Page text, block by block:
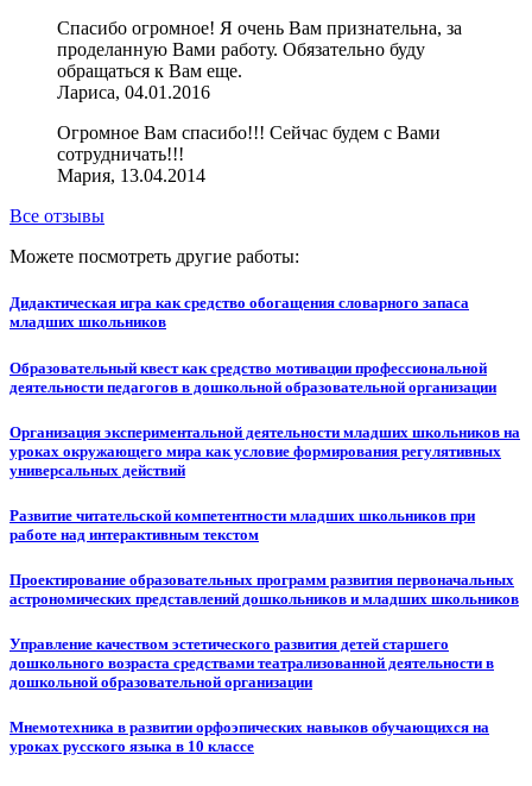
Спасибо огромное! Я очень Вам признательна, за
проделанную Вами работу. Обязательно буду
обращаться к Вам еще.
Лариса, 04.01.2016
Огромное Вам спасибо!!! Сейчас будем с Вами
сотрудничать!!!
Мария, 13.04.2014
Все отзывы
Можете посмотреть другие работы:
Дидактическая игра как средство обогащения словарного запаса
младших школьников
Образовательный квест как средство мотивации профессиональной
деятельности педагогов в дошкольной образовательной организации
Организация экспериментальной деятельности младших школьников на
уроках окружающего мира как условие формирования регулятивных
универсальных действий
Развитие читательской компетентности младших школьников при
работе над интерактивным текстом
Проектирование образовательных программ развития первоначальных
астрономических представлений дошкольников и младших школьников
Управление качеством эстетического развития детей старшего
дошкольного возраста средствами театрализованной деятельности в
дошкольной образовательной организации
Мнемотехника в развитии орфоэпических навыков обучающихся на
уроках русского языка в 10 классе